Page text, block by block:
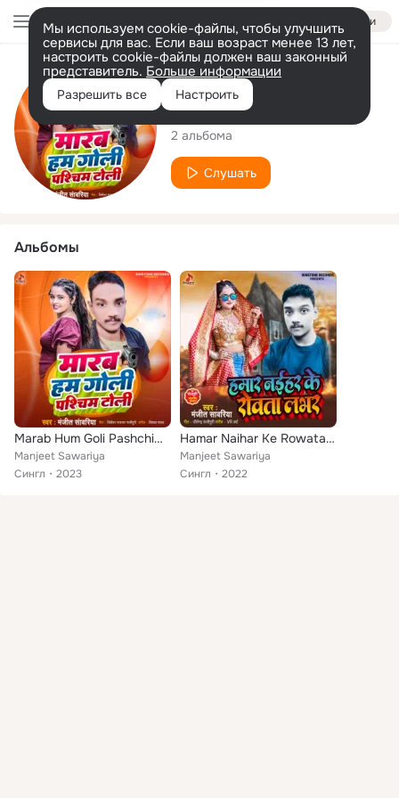
Войти
Мы используем cookie-файлы, чтобы улучшить
сервисы для вас. Если ваш возраст менее 13 лет,
настроить cookie-файлы должен ваш законный
представитель. Больше информации
Разрешить все Настроить
Исполнитель
Manjeet Sawariya
2 альбома
Слушать
Альбомы
Marab Hum Goli Pashchim Toli
Manjeet Sawariya
Сингл
2023
Hamar Naihar Ke Rowata Lover
Manjeet Sawariya
Сингл
2022